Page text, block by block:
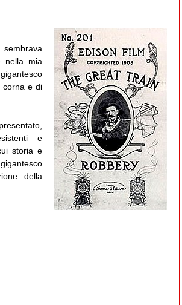
nella mia
corna e di
e
storia e
della